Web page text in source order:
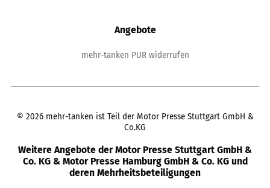
Angebote
mehr-tanken PUR widerrufen
© 2026 mehr-tanken ist Teil der Motor Presse Stuttgart GmbH &
Co.KG
Weitere Angebote der Motor Presse Stuttgart GmbH &
Co. KG & Motor Presse Hamburg GmbH & Co. KG und
deren Mehrheitsbeteiligungen